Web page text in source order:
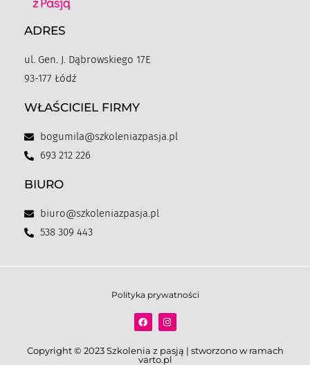
ADRES
ul. Gen. J. Dąbrowskiego 17E
93-177 Łódź
WŁAŚCICIEL FIRMY
bogumila@szkoleniazpasja.pl
693 212 226
BIURO
biuro@szkoleniazpasja.pl
538 309 443
Copyright © 2023 Szkolenia z pasją | stworzono w ramach
varto.pl
Polityka prywatności